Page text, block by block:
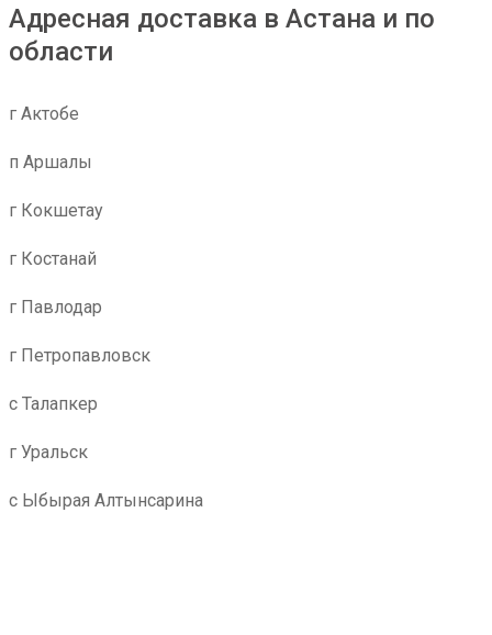
Адресная доставка в Астана и по
области
г Актобе
п Аршалы
г Кокшетау
г Костанай
г Павлодар
г Петропавловск
с Талапкер
г Уральск
с Ыбырая Алтынсарина